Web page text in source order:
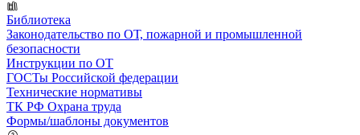
Библиотека
Законодательство по ОТ, пожарной и промышленной
безопасности
Инструкции по ОТ
ГОСТы Российской федерации
Технические нормативы
ТК РФ Охрана труда
Формы/шаблоны документов